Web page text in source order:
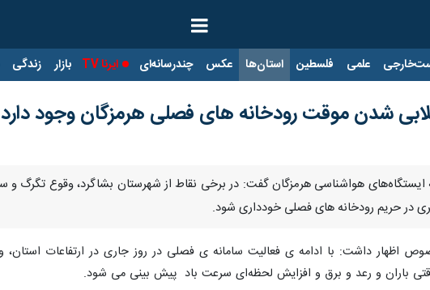
علمی فلسطین استان‌ها عکس چندرسانه‌ای ایرنا TV بازار زندگی
شدن موقت رودخانه های فصلی هرمزگان وجود دارد